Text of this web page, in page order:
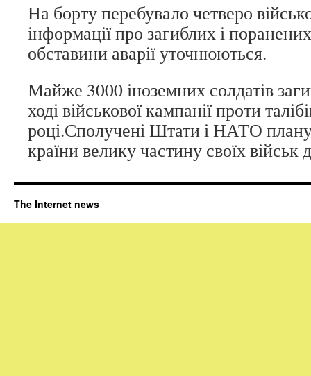
На борту перебувало четверо
інформації про загиблих і
обставини аварії уточнюються.
Майже 3000 іноземних солдатів
ході військової кампанії проти
році.Сполучені Штати і НАТО
країни велику частину своїх військ
The Internet news